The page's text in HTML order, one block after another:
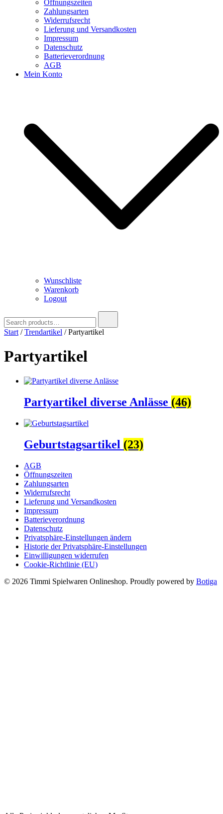
Öffnungszeiten
Zahlungsarten
Widerrufsrecht
Lieferung und Versandkosten
Impressum
Datenschutz
Batterieverordnung
AGB
Mein Konto
Wunschliste
Warenkorb
Logout
for:
Start /Trendartikel / Partyartikel
Partyartikel
Partyartikel diverse Anlässe (46)
Geburtstagsartikel (23)
AGB
Öffnungszeiten
Zahlungsarten
Widerrufsrecht
Lieferung und Versandkosten
Impressum
Batterieverordnung
Datenschutz
Privatsphäre-Einstellungen ändern
Historie der Privatsphäre-Einstellungen
Einwilligungen widerrufen
Cookie-Richtlinie (EU)
© 2026 Timmi Spielwaren Onlineshop. Proudly powered by Botiga